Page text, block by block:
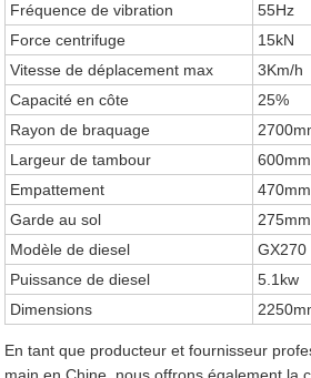
Fréquence de vibration
55Hz
Force centrifuge
15kN
Vitesse de déplacement max
3Km/h
Capacité en côte
25%
Rayon de braquage
Largeur de tambour
Empattement
470mm
Garde au sol
275mm
Modèle de diesel
GX270
Puissance de diesel
5.1kw
Dimensions
En tant que producteur et fournisseur